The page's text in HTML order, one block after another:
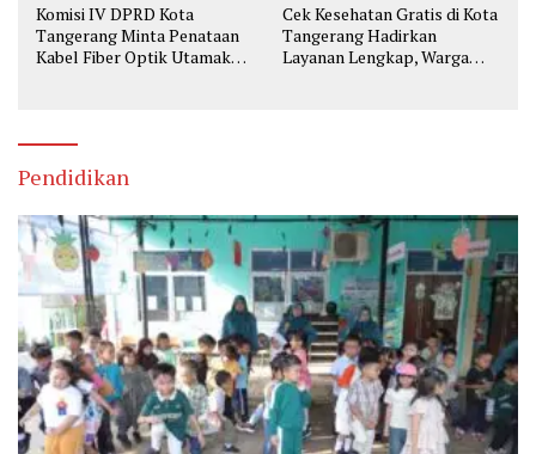
Komisi IV DPRD Kota
Tangerang Minta Penataan
Kabel Fiber Optik Utamakan
Cek Kesehatan Gratis di Kota
Tangerang Hadirkan
Layanan Lengkap, Warga
Pendidikan